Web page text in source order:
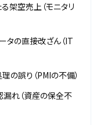
架空売上（モニタリ
タの直接改ざん（IT
誤り（PMIの不備）
漏れ（資産の保全不